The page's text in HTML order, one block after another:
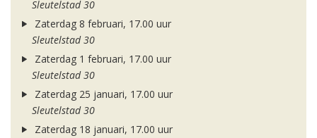
Sleutelstad 30
Zaterdag 8 februari, 17.00 uur
Sleutelstad 30
Zaterdag 1 februari, 17.00 uur
Sleutelstad 30
Zaterdag 25 januari, 17.00 uur
Sleutelstad 30
Zaterdag 18 januari, 17.00 uur